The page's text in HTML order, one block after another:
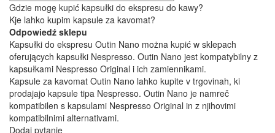
Gdzie mogę kupić kapsułki do ekspresu do kawy?
Kje lahko kupim kapsule za kavomat?
Odpowiedź sklepu
Kapsułki do ekspresu Outin Nano można kupić w sklepach
oferujących kapsułki Nespresso. Outin Nano jest kompatybilny z
kapsułkami Nespresso Original i ich zamiennikami.
Kapsule za kavomat Outin Nano lahko kupite v trgovinah, ki
prodajajo kapsule tipa Nespresso. Outin Nano je namreč
kompatibilen s kapsulami Nespresso Original in z njihovimi
kompatibilnimi alternativami.
Dodaj pytanie